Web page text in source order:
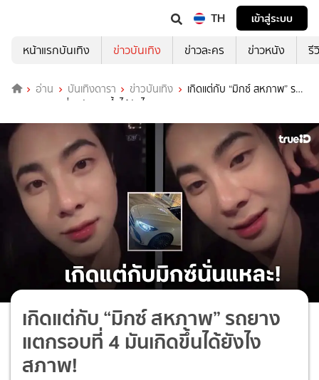
TH
เข้าสู่ระบบ
หน้าแรกบันเทิง
ข่าวบันเทิง ข่าวละคร ข่าวหนัง รี
อ่าน บันเทิงดารา ข่าวบันเทิง
เกิดแต่กับ “มิกซ์ สหภาพ” รถ
ยางแตกรอบที่ 4 มันเกิดขึ้นได้ยังไง สภาพ!
เกิดแต่กับ “มิกซ์ สหภาพ” รถยาง
แตกรอบที่ 4 มันเกิดขึ้นได้ยังไง
สภาพ!